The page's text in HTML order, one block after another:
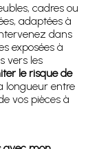
cadres ou
adaptées à
dans
exposées à
vers les
le risque de
longueur entre
vos pièces à